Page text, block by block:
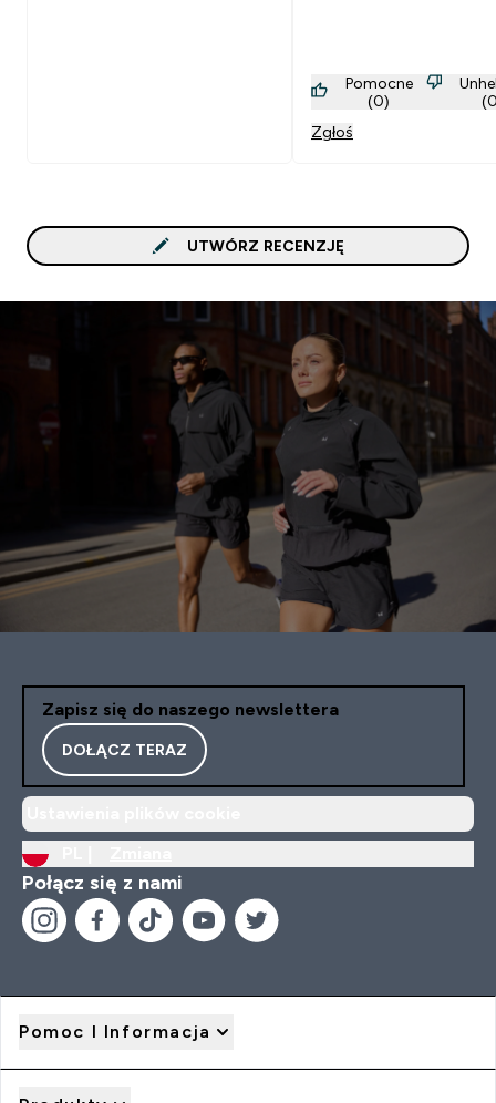
Pomocne
(0)
Zgłoś
UTWÓRZ RECENZJĘ
Zapisz się do naszego newslettera
DOŁĄCZ TERAZ
Połącz się z nami
Pomoc I Informacja